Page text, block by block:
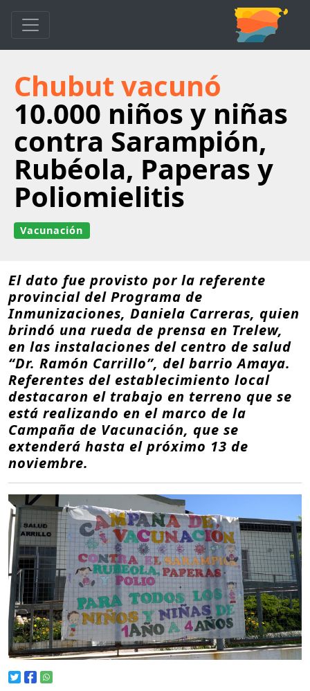
Chubut vacunó
10.000 niños y niñas
contra Sarampión,
Rubéola, Paperas y
Poliomielitis
Vacunación
El dato fue provisto por la referente
provincial del Programa de
Inmunizaciones, Daniela Carreras, quien
brindó una rueda de prensa en Trelew,
en las instalaciones del centro de salud
“Dr. Ramón Carrillo”, del barrio Amaya.
Referentes del establecimiento local
destacaron el trabajo en terreno que se
está realizando en el marco de la
Campaña de Vacunación, que se
extenderá hasta el próximo 13 de
noviembre.